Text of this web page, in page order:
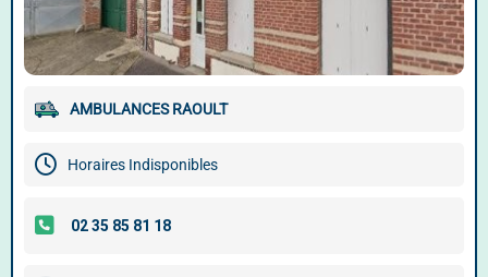
AMBULANCES RAOULT
Horaires Indisponibles